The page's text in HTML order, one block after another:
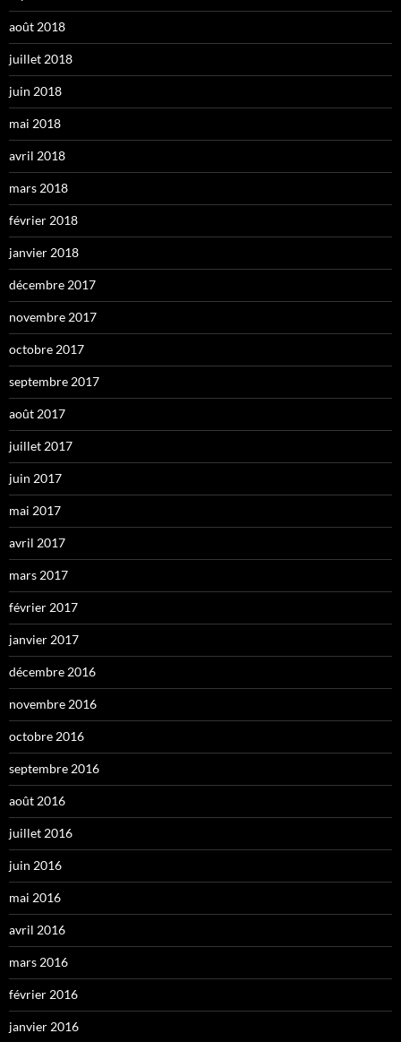
août 2018
juillet 2018
juin 2018
mai 2018
avril 2018
mars 2018
février 2018
janvier 2018
décembre 2017
novembre 2017
octobre 2017
septembre 2017
août 2017
juillet 2017
juin 2017
mai 2017
avril 2017
mars 2017
février 2017
janvier 2017
décembre 2016
novembre 2016
octobre 2016
septembre 2016
août 2016
juillet 2016
juin 2016
mai 2016
avril 2016
mars 2016
février 2016
janvier 2016